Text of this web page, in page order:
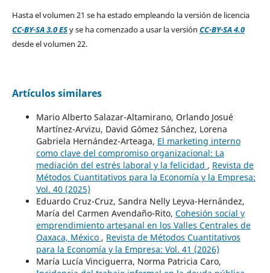
Hasta el volumen 21 se ha estado empleando la versión de licencia
CC-BY-SA 3.0 ESy se ha comenzado a usar la versión CC-BY-SA 4.0
desde el volumen 22.
Artículos similares
Mario Alberto Salazar-Altamirano, Orlando Josué
Martínez-Arvizu, David Gómez Sánchez, Lorena
Gabriela Hernández-Arteaga, El marketing interno
como clave del compromiso organizacional: La
mediación del estrés laboral y la felicidad , Revista de
Métodos Cuantitativos para la Economía y la Empresa:
Vol. 40 (2025)
Eduardo Cruz-Cruz, Sandra Nelly Leyva-Hernández,
María del Carmen Avendaño-Rito, Cohesión social y
emprendimiento artesanal en los Valles Centrales de
Oaxaca, México , Revista de Métodos Cuantitativos
para la Economía y la Empresa: Vol. 41 (2026)
María Lucía Vinciguerra, Norma Patricia Caro,